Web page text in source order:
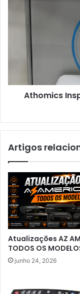
Athomics
Artigos
Atualizações AZ
TODOS OS
junho 24, 2026